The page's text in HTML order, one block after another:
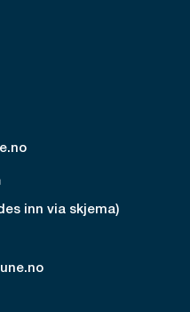
inn via skjema)